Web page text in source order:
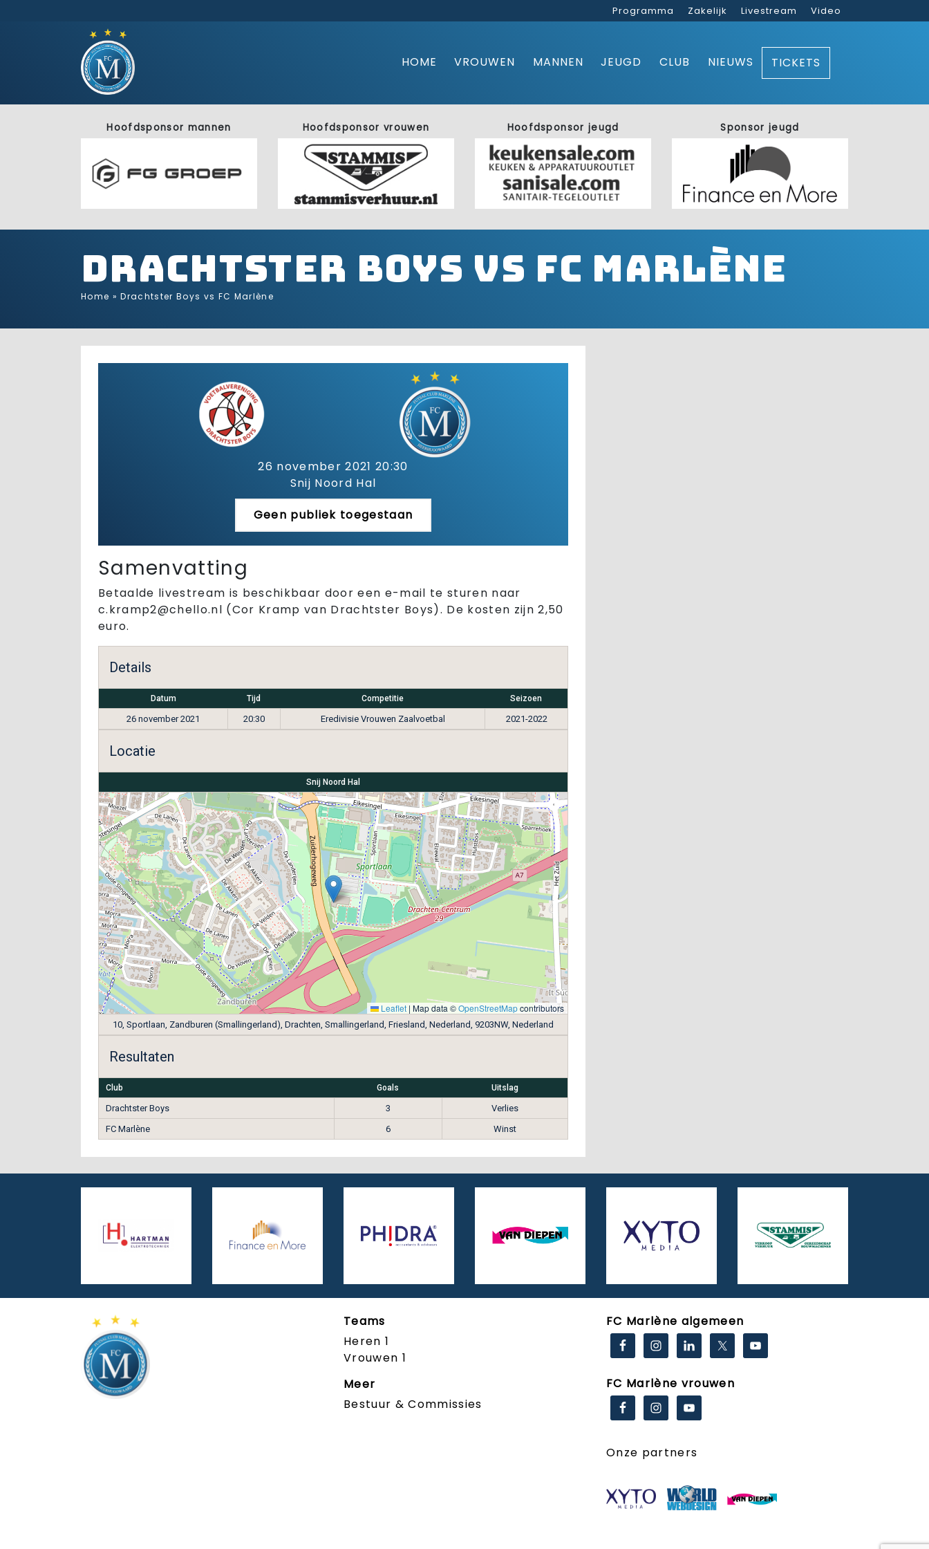
Programma Zakelijk Livestream Video
HOME VROUWEN MANNEN JEUGD CLUB NIEUWS TICKETS
Hoofdsponsor mannen Hoofdsponsor vrouwen Hoofdsponsor jeugd Sponsor jeugd
Drachtster Boys vs FC Marlène
Home »Drachtster Boys vs FC Marlène
26 november 2021 20:30
Snij Noord Hal
Geen publiek toegestaan
Samenvatting
Betaalde livestream is beschikbaar door een e-mail te sturen naar
c.kramp2@chello.nl (Cor Kramp van Drachtster Boys). De kosten zijn 2,50
euro.
Details
Datum Tijd Competitie Seizoen
26 november 2021 20:30 Eredivisie Vrouwen Zaalvoetbal 2021-2022
Locatie
Snij Noord Hal
Leaflet | Map data ©OpenStreetMapcontributors
10, Sportlaan, Zandburen (Smallingerland), Drachten, Smallingerland, Friesland, Nederland, 9203NW, Nederland
Resultaten
Club Goals Uitslag
Drachtster Boys 3
Verlies
FC Marlène
6 Winst
Teams
Heren 1
Vrouwen 1
Meer
Bestuur & Commissies
FC Marlène algemeen
FC Marlène vrouwen
Onze partners